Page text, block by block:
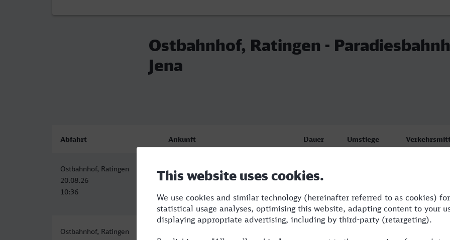
Ostbahnhof, Ratingen -
Jena
Abfahrt Ankunft Dauer Umstiege
Ostbahnhof, Ratingen
20.08.26
10:36
Paradiesbahnhof West, Jena
20.08.26
5:31
Ostbahnhof, Ratingen